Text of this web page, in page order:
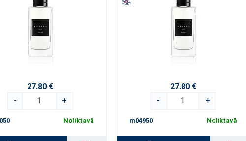
27.80 €
-
+
Noliktavā
27.80 €
-
+
m04950 Noliktavā